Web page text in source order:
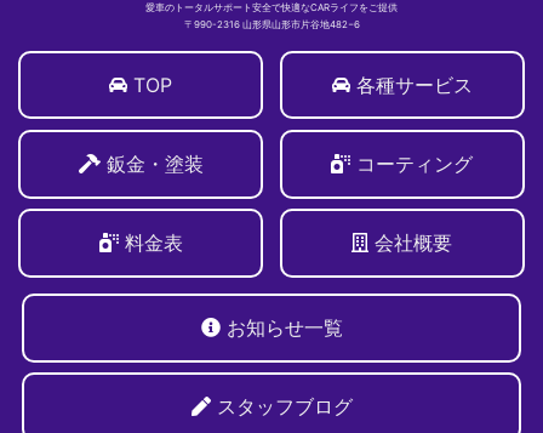
愛車のトータルサポート安全で快適なCARライフをご提供
〒990-2316 山形県山形市片谷地482−6
TOP 各種サービス
鈑金・塗装 コーティング
料金表 会社概要
お知らせ一覧
スタッフブログ